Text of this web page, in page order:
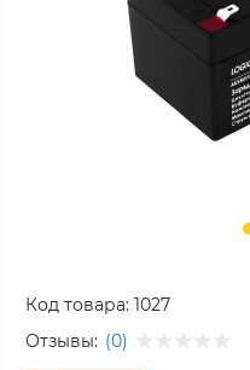
Код товара: 1027
Отзывы: (0)